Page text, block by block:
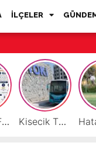
İLÇELER
Prof. Dr. Fariz Selimli, Uluslararası Başarılarıyla Hatay’a Değer Katıyor Kisecik TOKİ’lere Toplu Ulaşım Hizmeti Başladı